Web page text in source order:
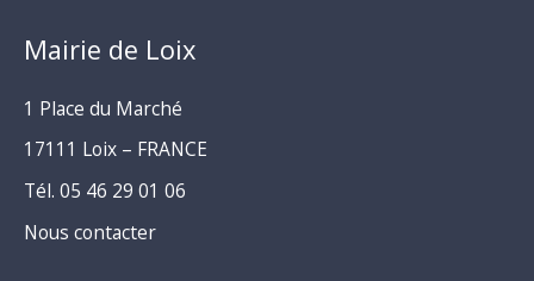
Mairie de Loix
1 Place du Marché
17111 Loix – FRANCE
Tél. 05 46 29 01 06
Nous contacter